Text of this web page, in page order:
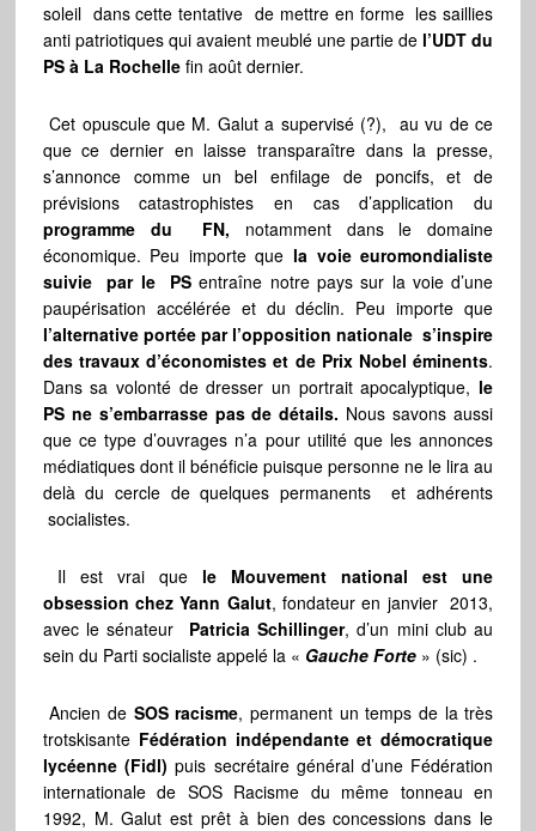
soleil dans cette tentative de mettre en forme les saillies
anti patriotiques qui avaient meublé une partie de l’UDT du
PS à La Rochellefin août dernier.
Cet opuscule que M. Galut a supervisé (?), au vu de ce
que ce dernier en laisse transparaître dans la presse,
s’annonce comme un bel enfilage de poncifs, et de
prévisions catastrophistes en cas d’application du
programme du FN, notamment dans le domaine
économique. Peu importe que la voie euromondialiste
suivie par le PS entraîne notre pays sur la voie d’une
paupérisation accélérée et du déclin. Peu importe que
l’alternative portée par l’opposition nationale s’inspire
des travaux d’économistes et de Prix Nobel éminents.
Dans sa volonté de dresser un portrait apocalyptique, le
PS ne s’embarrasse pas de détails. Nous savons aussi
que ce type d’ouvrages n’a pour utilité que les annonces
médiatiques dont il bénéficie puisque personne ne le lira au
delà du cercle de quelques permanents et adhérents
socialistes.
Il est vrai que le Mouvement national est une
obsession chez Yann Galut, fondateur en janvier 2013,
avec le sénateur Patricia Schillinger, d’un mini club au
sein du Parti socialiste appelé la « Gauche Forte» (sic) .
Ancien de SOS racisme, permanent un temps de la très
trotskisante Fédération indépendante et démocratique
lycéenne (Fidl) puis secrétaire général d’une Fédération
internationale de SOS Racisme du même tonneau en
1992, M. Galut est prêt à bien des concessions dans le